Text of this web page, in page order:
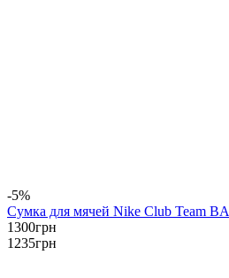
-5%
Сумка для мячей Nike Club Team
1300грн
1235грн